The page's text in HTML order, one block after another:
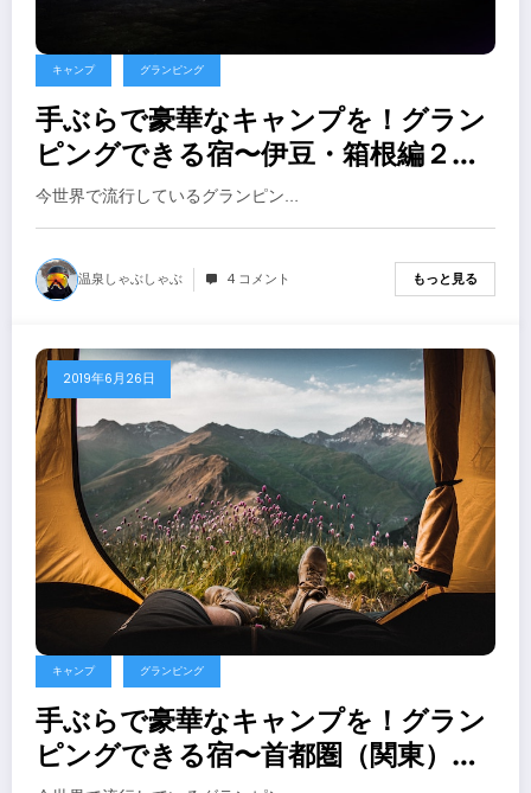
キャンプ グランピング
手ぶらで豪華なキャンプを！グラン
ピングできる宿〜伊豆・箱根編２０
１９年
今世界で流行しているグランピン…
温泉しゃぶしゃぶ 4 コメント もっと見る
2019年6月26日
キャンプ グランピング
手ぶらで豪華なキャンプを！グラン
ピングできる宿〜首都圏（関東）編